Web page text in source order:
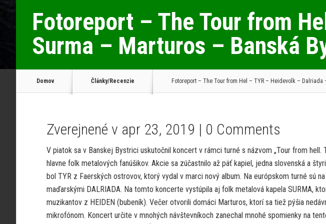
Fotoreport – The Tour from
Surma – Marturos – Banská
Domov Články/Recenzie Fotoreport – The Tour from Hel – TYR – Heidevolk –
Zverejnené v apr 23, 2019 | 0 Comments
V piatok sa v Banskej Bystrici uskutočnil koncert v rámci turné s názvom „Tour from
hlavne folk metalových fanúšikov. Akcie sa zúčastnilo až päť kapiel, jedna slovenská a
bol TYR z Faerských ostrovov, ktorý vydal v marci nový album. Na európskom turné sú
maďarskými DALRIADA. Na tomto koncerte vystúpila aj folk metalová kapela SURMA,
muzikantov z HEIDEN (bubeník). Večer otvorili domáci Marturos, ktorí sa tiež pýšia
mikrofónom. Koncert určite v mnohých návštevníkoch zanechal mnohé spomienky na